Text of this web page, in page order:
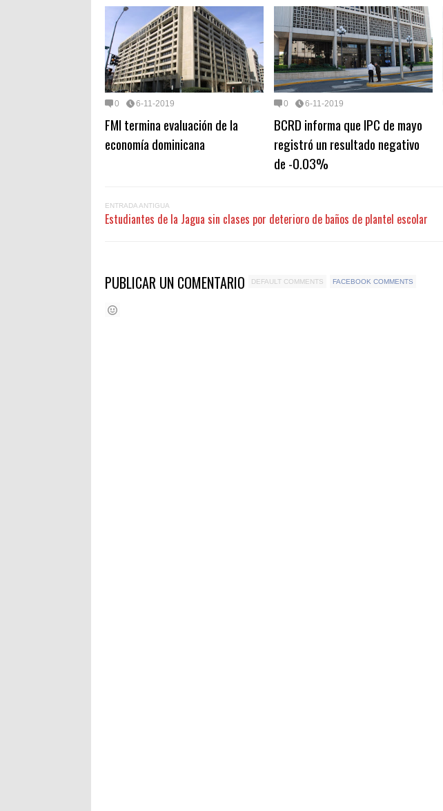
0 6-11-2019
FMI termina evaluación de la
economía dominicana
0 6-11-2019
BCRD informa que IPC de mayo
registró un resultado negativo
de -0.03%
ENTRADA ANTIGUA
Estudiantes de la Jagua sin clases por deterioro de baños de plantel escolar
PUBLICAR UN COMENTARIO DEFAULT COMMENTS FACEBOOK COMMENTS